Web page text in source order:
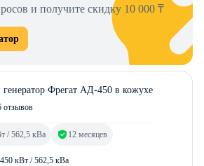
и получите скидку 10 000 ₸
Фрегат АД-450 в кожухе
отзывов
450 кВт / 562,5 кВа
/ 562,5 кВа 12 месяцев